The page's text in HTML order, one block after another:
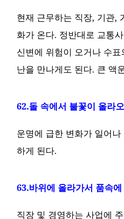
현재 근무하는 직장, 기관,
화가 온다. 정반대로 교통
신변에 위험이 오거나 수
난을 만나게도 된다. 큰 액
62.돌 속에서 불꽃이 올라
운명에 급한 변화가 일어
하게 된다.
63.바위에 올라가서 품속
직장 및 경영하는 사업에